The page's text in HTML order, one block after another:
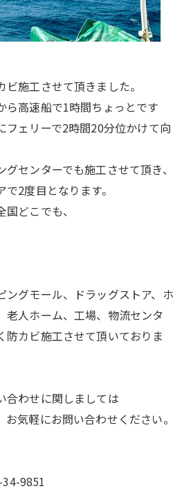
施工させて頂きました。
ら高速船で1時間ちょっとです
フェリーで2時間20分位かけて向
センターでも施工させて頂き、
2度目となります。
どこでも、
ングモール、ドラッグストア、ホ
老人ホーム、工場、物流センタ
カビ施工させて頂いておりま
合わせに関しましては
気軽にお問い合わせください。
9851